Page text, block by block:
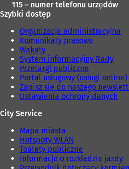
115 – numer telefonu urzędów
Szybki dostęp
Organizacja administracyjna
Komunikaty prasowe
Wakaty
System informacyjny Rady
Przetargi publiczne
Portal usługowy (usługi online)
Zapisz się do naszego
Ustawienia ochrony danych
City Service
Mapa miasta
Hotspoty WLAN
Toalety publiczne
Informacje o rozkładzie jazdy